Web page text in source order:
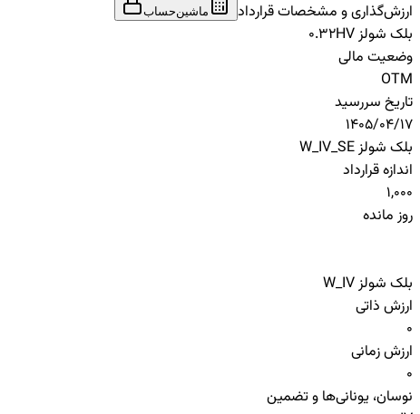
ارزش‌گذاری و مشخصات قرارداد
ماشین‌حساب
بلک شولز HV
0.32
وضعیت مالی
OTM
تاریخ سررسید
1405/04/17
بلک شولز W_IV_SE
اندازه قرارداد
1,000
روز مانده
بلک شولز W_IV
ارزش ذاتی
0
ارزش زمانی
0
نوسان، یونانی‌ها و تضمین